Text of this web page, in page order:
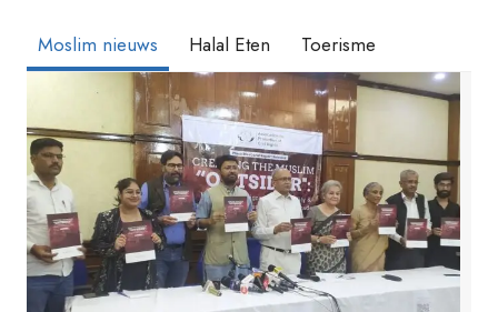
Moslim nieuws Halal Eten Toerisme